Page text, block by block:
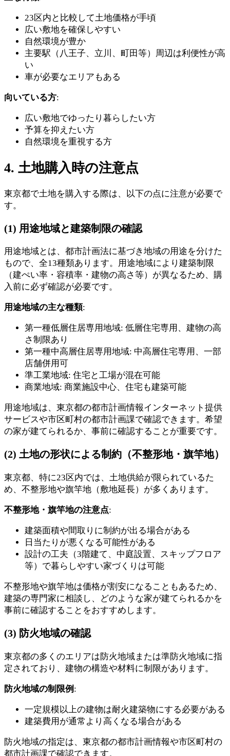
23区内と比較して土地価格が手頃
広い敷地を確保しやすい
自然環境が豊か
主要駅（八王子、立川、町田等）周辺は利便性が高
い
車が必要なエリアもある
向いている方:
広い敷地でゆったり暮らしたい方
予算を抑えたい方
自然環境を重視する方
4. 土地購入時の注意点
東京都で土地を購入する際は、以下の点に注意が必要で
す。
(1) 用途地域と建築制限の確認
用途地域とは、都市計画法に基づき地域の用途を分けた
もので、全13種類あります。用途地域により建築制限
（建ぺい率・容積率・建物の高さ等）が異なるため、購
入前に必ず確認が必要です。
用途地域の主な種類:
第一種低層住居専用地域: 低層住宅専用、建物の高
さ制限あり
第一種中高層住居専用地域: 中高層住宅専用、一部
店舗併用可
準工業地域: 住宅と工場が混在可能
商業地域: 商業施設中心、住宅も建築可能
用途地域は、東京都の都市計画情報インターネット提供
サービスや市区町村の都市計画課で確認できます。希望
の家が建てられるか、事前に確認することが重要です。
(2) 土地の形状による制約（不整形地・旗竿地）
東京都、特に23区内では、土地供給が限られているた
め、不整形地や旗竿地（敷地延長）が多くあります。
不整形地・旗竿地の注意点:
建築面積や間取りに制約が出る場合がある
日当たりが悪くなる可能性がある
設計の工夫（3階建て、中庭設置、スキップフロア
等）で暮らしやすい家づくりは可能
不整形地や旗竿地は価格が割安になることもあるため、
建築の専門家に相談し、どのような家が建てられるかを
事前に確認することをおすすめします。
(3) 防火地域の確認
東京都の多くのエリアは防火地域または準防火地域に指
定されており、建物の構造や材料に制限があります。
防火地域の制限例 :
一定規模以上の建物は耐火建築物にする必要がある
建築費用が通常より高くなる場合がある
防火地域の指定は、東京都の都市計画情報や市区町村の
都市計画課で確認できます。